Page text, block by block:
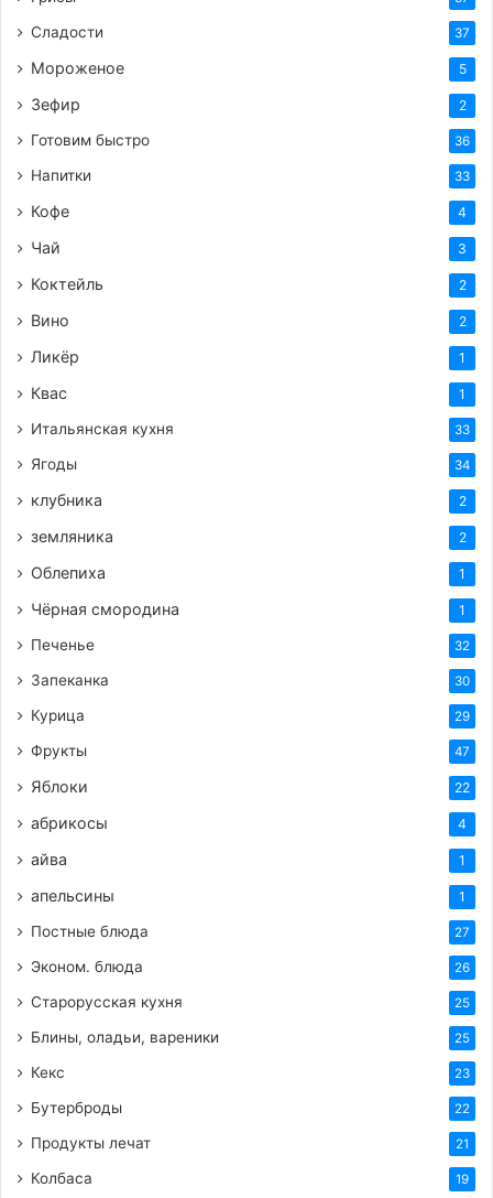
Сладости 37
Мороженое 5
Зефир 2
Готовим быстро 36
Напитки 33
Кофе 4
Чай 3
Коктейль 2
Вино 2
Ликёр 1
Квас 1
Итальянская кухня 33
Ягоды 34
клубника 2
земляника 2
Облепиха 1
Чёрная смородина 1
Печенье 32
Запеканка 30
Курица 29
Фрукты 47
Яблоки 22
абрикосы 4
айва 1
апельсины 1
Постные блюда 27
Эконом. блюда 26
Старорусская кухня 25
Блины, оладьи, вареники 25
Кекс 23
Бутерброды 22
Продукты лечат 21
Колбаса 19